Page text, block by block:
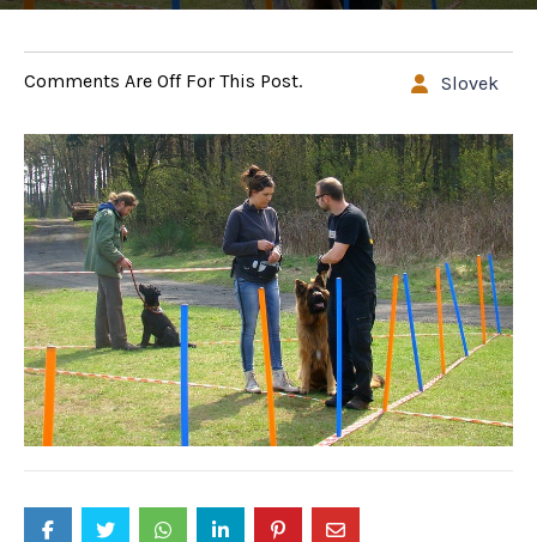
Slovek
Comments Are Off For This Post.